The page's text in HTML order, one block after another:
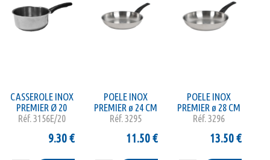
CASSEROLE INOX
PREMIER Ø 20
Réf.3156E/20
9.30€
POELE INOX
PREMIER ø 24 CM
Réf.3295
11.50€
POELE INOX
PREMIER ø 28 CM
Réf.3296
13.50€